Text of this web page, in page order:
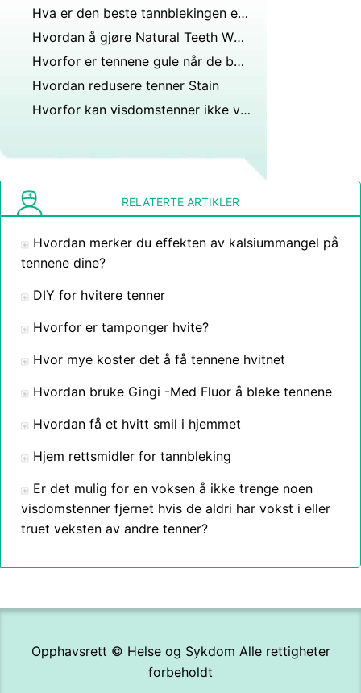
Hva er den beste tannblekingen etter studier?
Hvordan å gjøre Natural Teeth Whitening hjemme
Hvorfor er tennene gule når de børstes morgen og kveld?
Hvordan redusere tenner Stain
Hvorfor kan visdomstenner ikke vokse?
RELATERTE ARTIKLER
Hvordan merker du effekten av kalsiummangel på
tennene dine?
DIY for hvitere tenner
Hvorfor er tamponger hvite?
Hvor mye koster det å få tennene hvitnet
Hvordan bruke Gingi -Med Fluor å bleke tennene
Hvordan få et hvitt smil i hjemmet
Hjem rettsmidler for tannbleking
Er det mulig for en voksen å ikke trenge noen
visdomstenner fjernet hvis de aldri har vokst i eller
truet veksten av andre tenner?
Opphavsrett © Helse og Sykdom Alle rettigheter
forbeholdt